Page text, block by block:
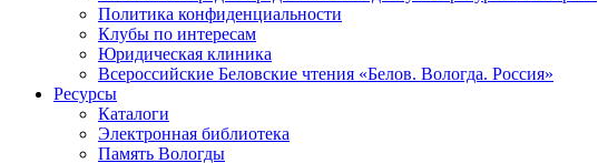
Политика конфиденциальности
Клубы по интересам
Юридическая клиника
Всероссийские Беловские чтения «Белов. Вологда. Россия»
Ресурсы
Каталоги
Электронная библиотека
Память Вологды